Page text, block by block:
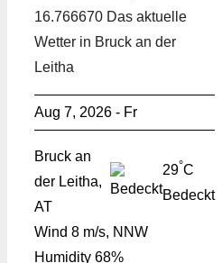
16.766670 Das aktuelle
Wetter in Bruck an der
Leitha
Aug 7, 2026 - Fr
Bruck an
der Leitha,
AT
29°C
Bedeckt
Wind 8 m/s, NNW
Humidity 68%